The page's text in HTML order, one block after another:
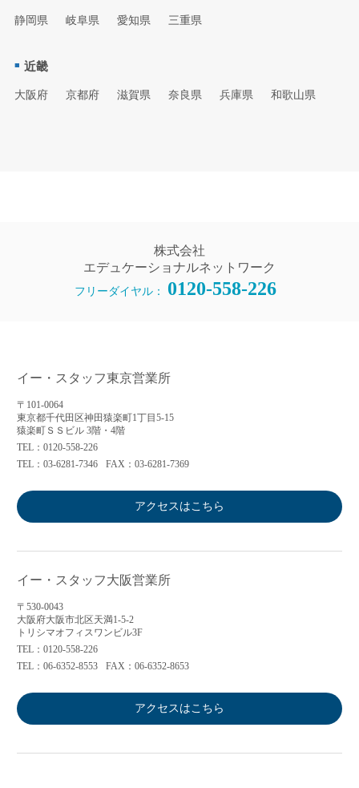
静岡県 岐阜県 愛知県 三重県
近畿
大阪府 京都府 滋賀県 奈良県 兵庫県 和歌山県
株式会社
エデュケーショナルネットワーク
フリーダイヤル： 0120-558-226
イー・スタッフ東京営業所
〒101-0064
東京都千代田区神田猿楽町1丁目5-15
猿楽町ＳＳビル 3階・4階
TEL：0120-558-226
TEL：03-6281-7346
FAX：03-6281-7369
アクセスはこちら
イー・スタッフ大阪営業所
〒530-0043
大阪府大阪市北区天満1-5-2
トリシマオフィスワンビル3F
TEL：0120-558-226
TEL：06-6352-8553
FAX：06-6352-8653
アクセスはこちら